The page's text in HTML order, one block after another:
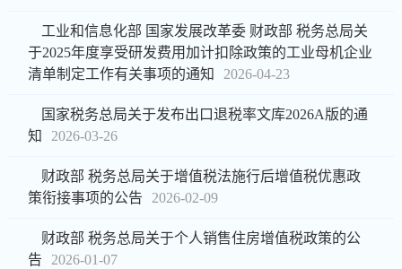
工业和信息化部 国家发展改革委 财政部 税务总局关
于2025年度享受研发费用加计扣除政策的工业母机企业
清单制定工作有关事项的通知
2026-04-23
国家税务总局关于发布出口退税率文库2026A版的通
知
2026-03-26
财政部 税务总局关于增值税法施行后增值税优惠政
策衔接事项的公告
2026-02-09
财政部 税务总局关于个人销售住房增值税政策的公
告
2026-01-07